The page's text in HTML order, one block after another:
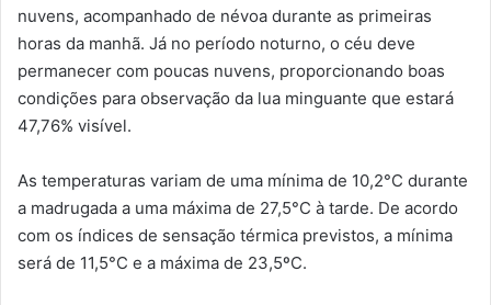
nuvens, acompanhado de névoa durante as primeiras
horas da manhã. Já no período noturno, o céu deve
permanecer com poucas nuvens, proporcionando boas
condições para observação da lua minguante que estará
47,76% visível.
As temperaturas variam de uma mínima de 10,2°C durante
a madrugada a uma máxima de 27,5°C à tarde. De acordo
com os índices de sensação térmica previstos, a mínima
será de 11,5°C e a máxima de 23,5ºC.